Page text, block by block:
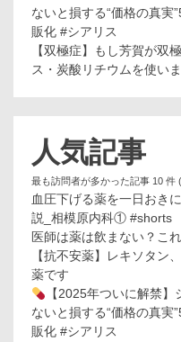
ないと損する“価格の真実
販化 #シアリス
【双極症】もし芳賀が双
ス・炭酸リチウムを使い
人気記事
最も訪問者が多かった記事 10 件
血圧下げる薬を一日おき
説_相模原内科① #shorts
医師は薬は飲まない？こ
【抗不安薬】レキソタン
薬です
【2025年ついに解禁】
ないと損する“価格の真実
販化 #シアリス